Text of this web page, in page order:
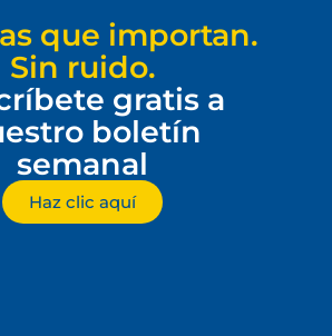
que importan.
Sin ruido.
gratis a
boletín
semanal
Haz clic aquí